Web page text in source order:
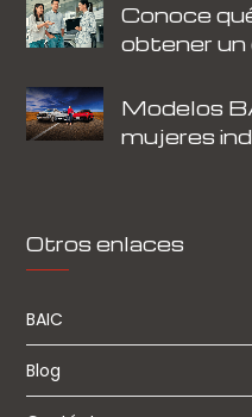
Conoce
obtener
Modelos
mujeres
Otros enlaces
BAIC
Blog